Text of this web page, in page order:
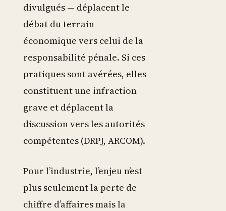
divulgués — déplacent le
débat du terrain
économique vers celui de la
responsabilité pénale. Si ces
pratiques sont avérées, elles
constituent une infraction
grave et déplacent la
discussion vers les autorités
compétentes (DRPJ, ARCOM).
Pour l’industrie, l’enjeu n’est
plus seulement la perte de
chiffre d’affaires mais la